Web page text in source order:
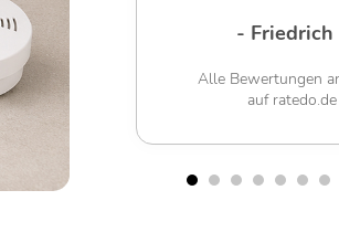
auf ratedo.de